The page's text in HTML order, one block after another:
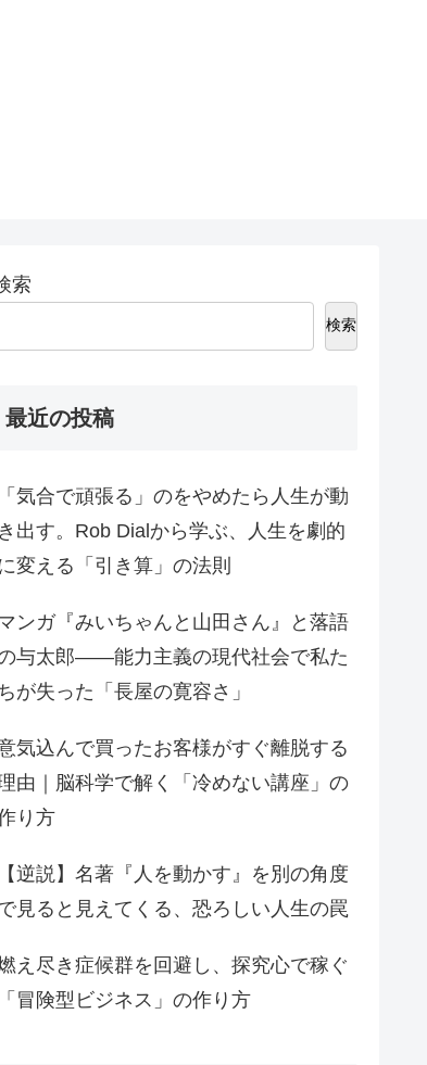
索
検索
最近の投稿
「気合で頑張る」のをやめたら人生が動
き出す。Rob Dialから学ぶ、人生を劇的
変える「引き算」の法則
ンガ『みいちゃんと山田さん』と落語
与太郎——能力主義の現代社会で私た
が失った「長屋の寛容さ」
気込んで買ったお客様がすぐ離脱する
由｜脳科学で解く「冷めない講座」の
り方
【逆説】名著『人を動かす』を別の角度
見ると見えてくる、恐ろしい人生の罠
え尽き症候群を回避し、探究心で稼ぐ
「冒険型ビジネス」の作り方